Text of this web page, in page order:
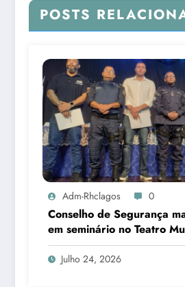
POSTS
Adm-Rhclagos 0
Conselho de Segurança
em seminário no Teatro
Julho 24, 2026